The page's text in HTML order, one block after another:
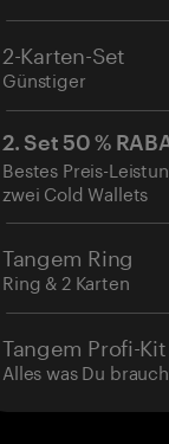
2-Karten-Set
Günstiger
2. Set 50 %
Bestes Preis-
zwei Cold Wallets
Tangem Ring
Ring & 2 Karten
Tangem Profi-Kit
Alles was Du